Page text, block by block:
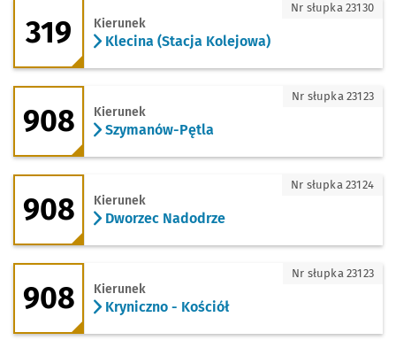
319 - kierunek Klecina (Stacja
319 Kierunek
Klecina (Stacja Kolejowa)
Nr słupka 23130
908 - kierunek Szymanów-Pętla
908 Kierunek
Szymanów-Pętla
Nr słupka 23123
908 - kierunek Dworzec Nadodrze
908 Kierunek
Dworzec Nadodrze
Nr słupka 23124
908 - kierunek Kryniczno - Kościół
908 Kierunek
Kryniczno - Kościół
Nr słupka 23123